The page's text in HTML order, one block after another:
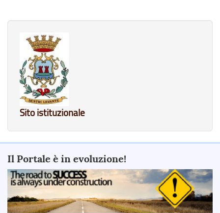
Sito istituzionale
Il Portale è in evoluzione!